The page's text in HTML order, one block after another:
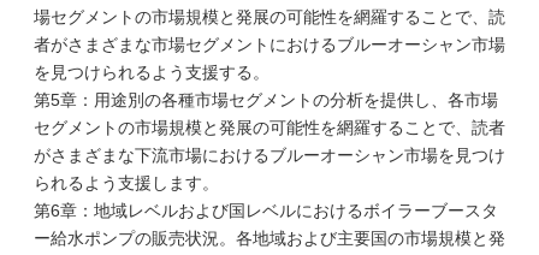
場セグメントの市場規模と発展の可能性を網羅することで、読
者がさまざまな市場セグメントにおけるブルーオーシャン市場
を見つけられるよう支援する。
第5章：用途別の各種市場セグメントの分析を提供し、各市場
セグメントの市場規模と発展の可能性を網羅することで、読者
がさまざまな下流市場におけるブルーオーシャン市場を見つけ
られるよう支援します。
第6章：地域レベルおよび国レベルにおけるボイラーブースタ
ー給水ポンプの販売状況。各地域および主要国の市場規模と発